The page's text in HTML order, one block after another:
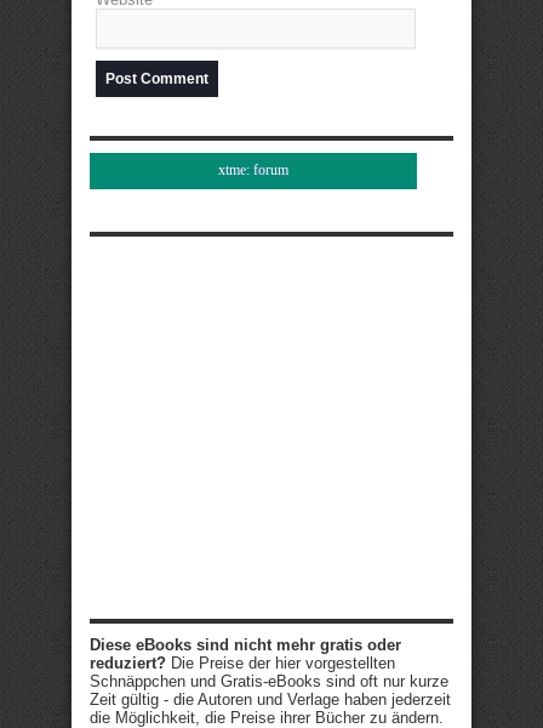
xtme: forum
Diese eBooks sind nicht mehr gratis oder
reduziert? Die Preise der hier vorgestellten
Schnäppchen und Gratis-eBooks sind oft nur kurze
Zeit gültig - die Autoren und Verlage haben jederzeit
die Möglichkeit, die Preise ihrer Bücher zu ändern.